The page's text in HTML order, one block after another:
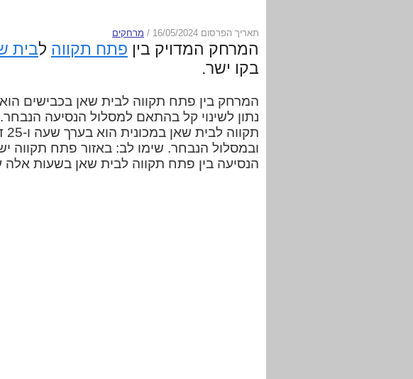
תאריך הפרסום 16/05/2024 / מרחקים
המרחק המדויק בין פתח תקווה לבית
בקו ישר.
נתון לשינוי קל בהתאם למסלול הנסיעה
ובמסלול הנבחר. שימו לב: באזור פתח תקווה
הנסיעה בין פתח תקווה לבית שאן בשעות אלה